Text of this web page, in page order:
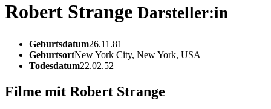
Robert Strange Darsteller:in
Geburtsdatum26.11.81
GeburtsortNew York City, New York, USA
Todesdatum22.02.52
Filme mit Robert Strange